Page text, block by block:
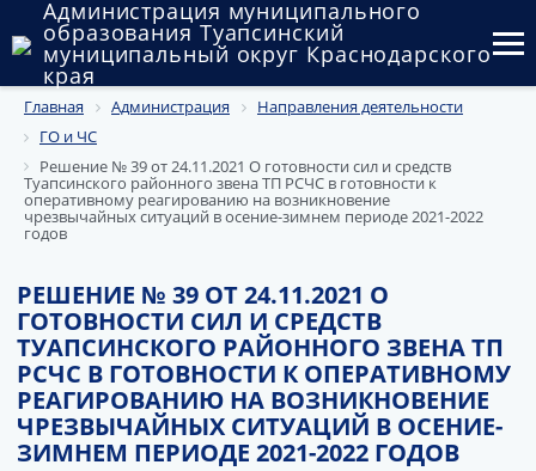
Администрация муниципального
образования Туапсинский
муниципальный округ Краснодарского
края
Округ
Администрация
Муниципальные закупки
Муниципальное имущество
Публичные слушания и общественные обсуждения
Документы
Главная Администрация
Направления деятельности
ГО и ЧС
Решение № 39 от 24.11.2021 О готовности сил и средств
Туапсинского районного звена ТП РСЧС в готовности к
оперативному реагированию на возникновение
чрезвычайных ситуаций в осение-зимнем периоде 2021-2022
годов
РЕШЕНИЕ № 39 ОТ 24.11.2021 О
ГОТОВНОСТИ СИЛ И СРЕДСТВ
ТУАПСИНСКОГО РАЙОННОГО ЗВЕНА ТП
РСЧС В ГОТОВНОСТИ К ОПЕРАТИВНОМУ
РЕАГИРОВАНИЮ НА ВОЗНИКНОВЕНИЕ
ЧРЕЗВЫЧАЙНЫХ СИТУАЦИЙ В ОСЕНИЕ-
ЗИМНЕМ ПЕРИОДЕ 2021-2022 ГОДОВ